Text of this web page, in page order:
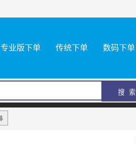
专业版下单 传统下单 数码下单